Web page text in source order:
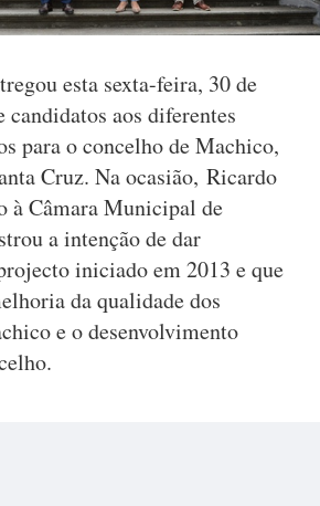
esta sexta-feira, 30 de
candidatos aos diferentes
para o concelho de Machico,
Cruz. Na ocasião, Ricardo
à Câmara Municipal de
a intenção de dar
iniciado em 2013 e que
da qualidade dos
e o desenvolvimento